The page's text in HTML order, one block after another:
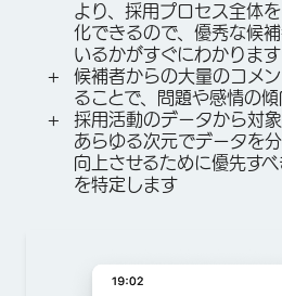
より、採用プロセス全体
化できるので、優秀な候
いるかがすぐにわかります
候補者からの大量のコメ
ることで、問題や感情の
採用活動のデータから対
あらゆる次元でデータを
向上させるために優先す
を特定します